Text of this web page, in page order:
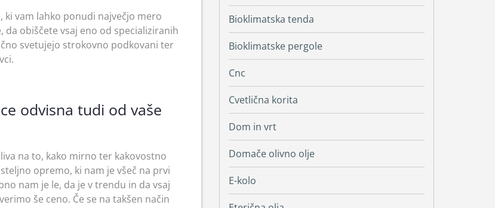
ki vam lahko ponudi največjo mero
da obiščete vsaj eno od specializiranih
svetujejo strokovno podkovani ter
odvisna tudi od vaše
na to, kako mirno ter kakovostno
opremo, ki nam je všeč na prvi
nam je le, da je v trendu in da vsaj
še ceno. Če se na takšen način
Bioklimatska tenda
Bioklimatske pergole
Cnc
Cvetlična korita
Dom in vrt
Domače olivno olje
E-kolo